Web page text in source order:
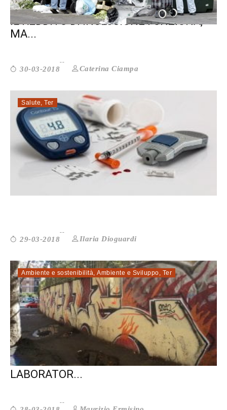
IL REDDITO DI INCLUSIONE FUNZIONA,
MA...
30-03-2018 Caterina Ciampa
Salute Ter
29-03-2018 Ilaria Dioguardi
Ambiente e sostenibilità Ambiente e Sviluppo Ter
SMART CITY. A CENTOCELLE UN
LABORATOR...